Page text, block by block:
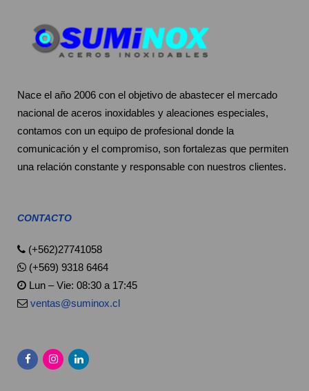
Nace el año 2006 con el objetivo de abastecer el mercado
nacional de aceros inoxidables y aleaciones especiales,
contamos con un equipo de profesional donde la
comunicación y el compromiso, son fortalezas que permiten
una relación constante y responsable con nuestros clientes.
CONTACTO
(+562)27741058
(+569) 9318 6464
Lun – Vie: 08:30 a 17:45
ventas@suminox.cl